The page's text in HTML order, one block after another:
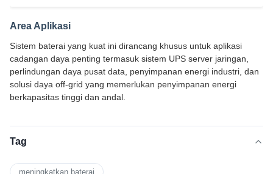
Area Aplikasi
Sistem baterai yang kuat ini dirancang khusus untuk aplikasi
cadangan daya penting termasuk sistem UPS server jaringan,
perlindungan daya pusat data, penyimpanan energi industri, dan
solusi daya off-grid yang memerlukan penyimpanan energi
berkapasitas tinggi dan andal.
Tag
meningkatkan baterai